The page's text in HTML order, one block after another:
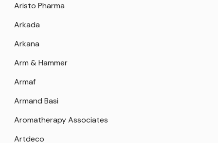
Aristo Pharma
Arkada
Arkana
Arm & Hammer
Armaf
Armand Basi
Aromatherapy Associates
Artdeco